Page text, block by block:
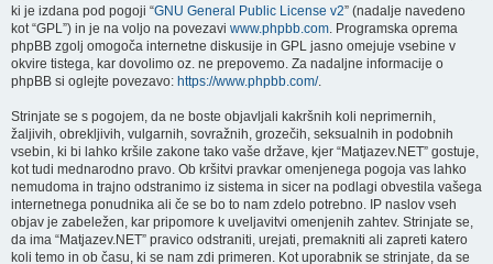
ki je izdana pod pogoji “GNU General Public License v2” (nadalje navedeno
kot “GPL”) in je na voljo na povezavi www.phpbb.com. Programska oprema
phpBB zgolj omogoča internetne diskusije in GPL jasno omejuje vsebine v
okvire tistega, kar dovolimo oz. ne prepovemo. Za nadaljne informacije o
phpBB si oglejte povezavo: https://www.phpbb.com/.
Strinjate se s pogojem, da ne boste objavljali kakršnih koli neprimernih,
žaljivih, obrekljivih, vulgarnih, sovražnih, grozečih, seksualnih in podobnih
vsebin, ki bi lahko kršile zakone tako vaše države, kjer “Matjazev.NET” gostuje,
kot tudi mednarodno pravo. Ob kršitvi pravkar omenjenega pogoja vas lahko
nemudoma in trajno odstranimo iz sistema in sicer na podlagi obvestila vašega
internetnega ponudnika ali če se bo to nam zdelo potrebno. IP naslov vseh
objav je zabeležen, kar pripomore k uveljavitvi omenjenih zahtev. Strinjate se,
da ima “Matjazev.NET” pravico odstraniti, urejati, premakniti ali zapreti katero
koli temo in ob času, ki se nam zdi primeren. Kot uporabnik se strinjate, da se